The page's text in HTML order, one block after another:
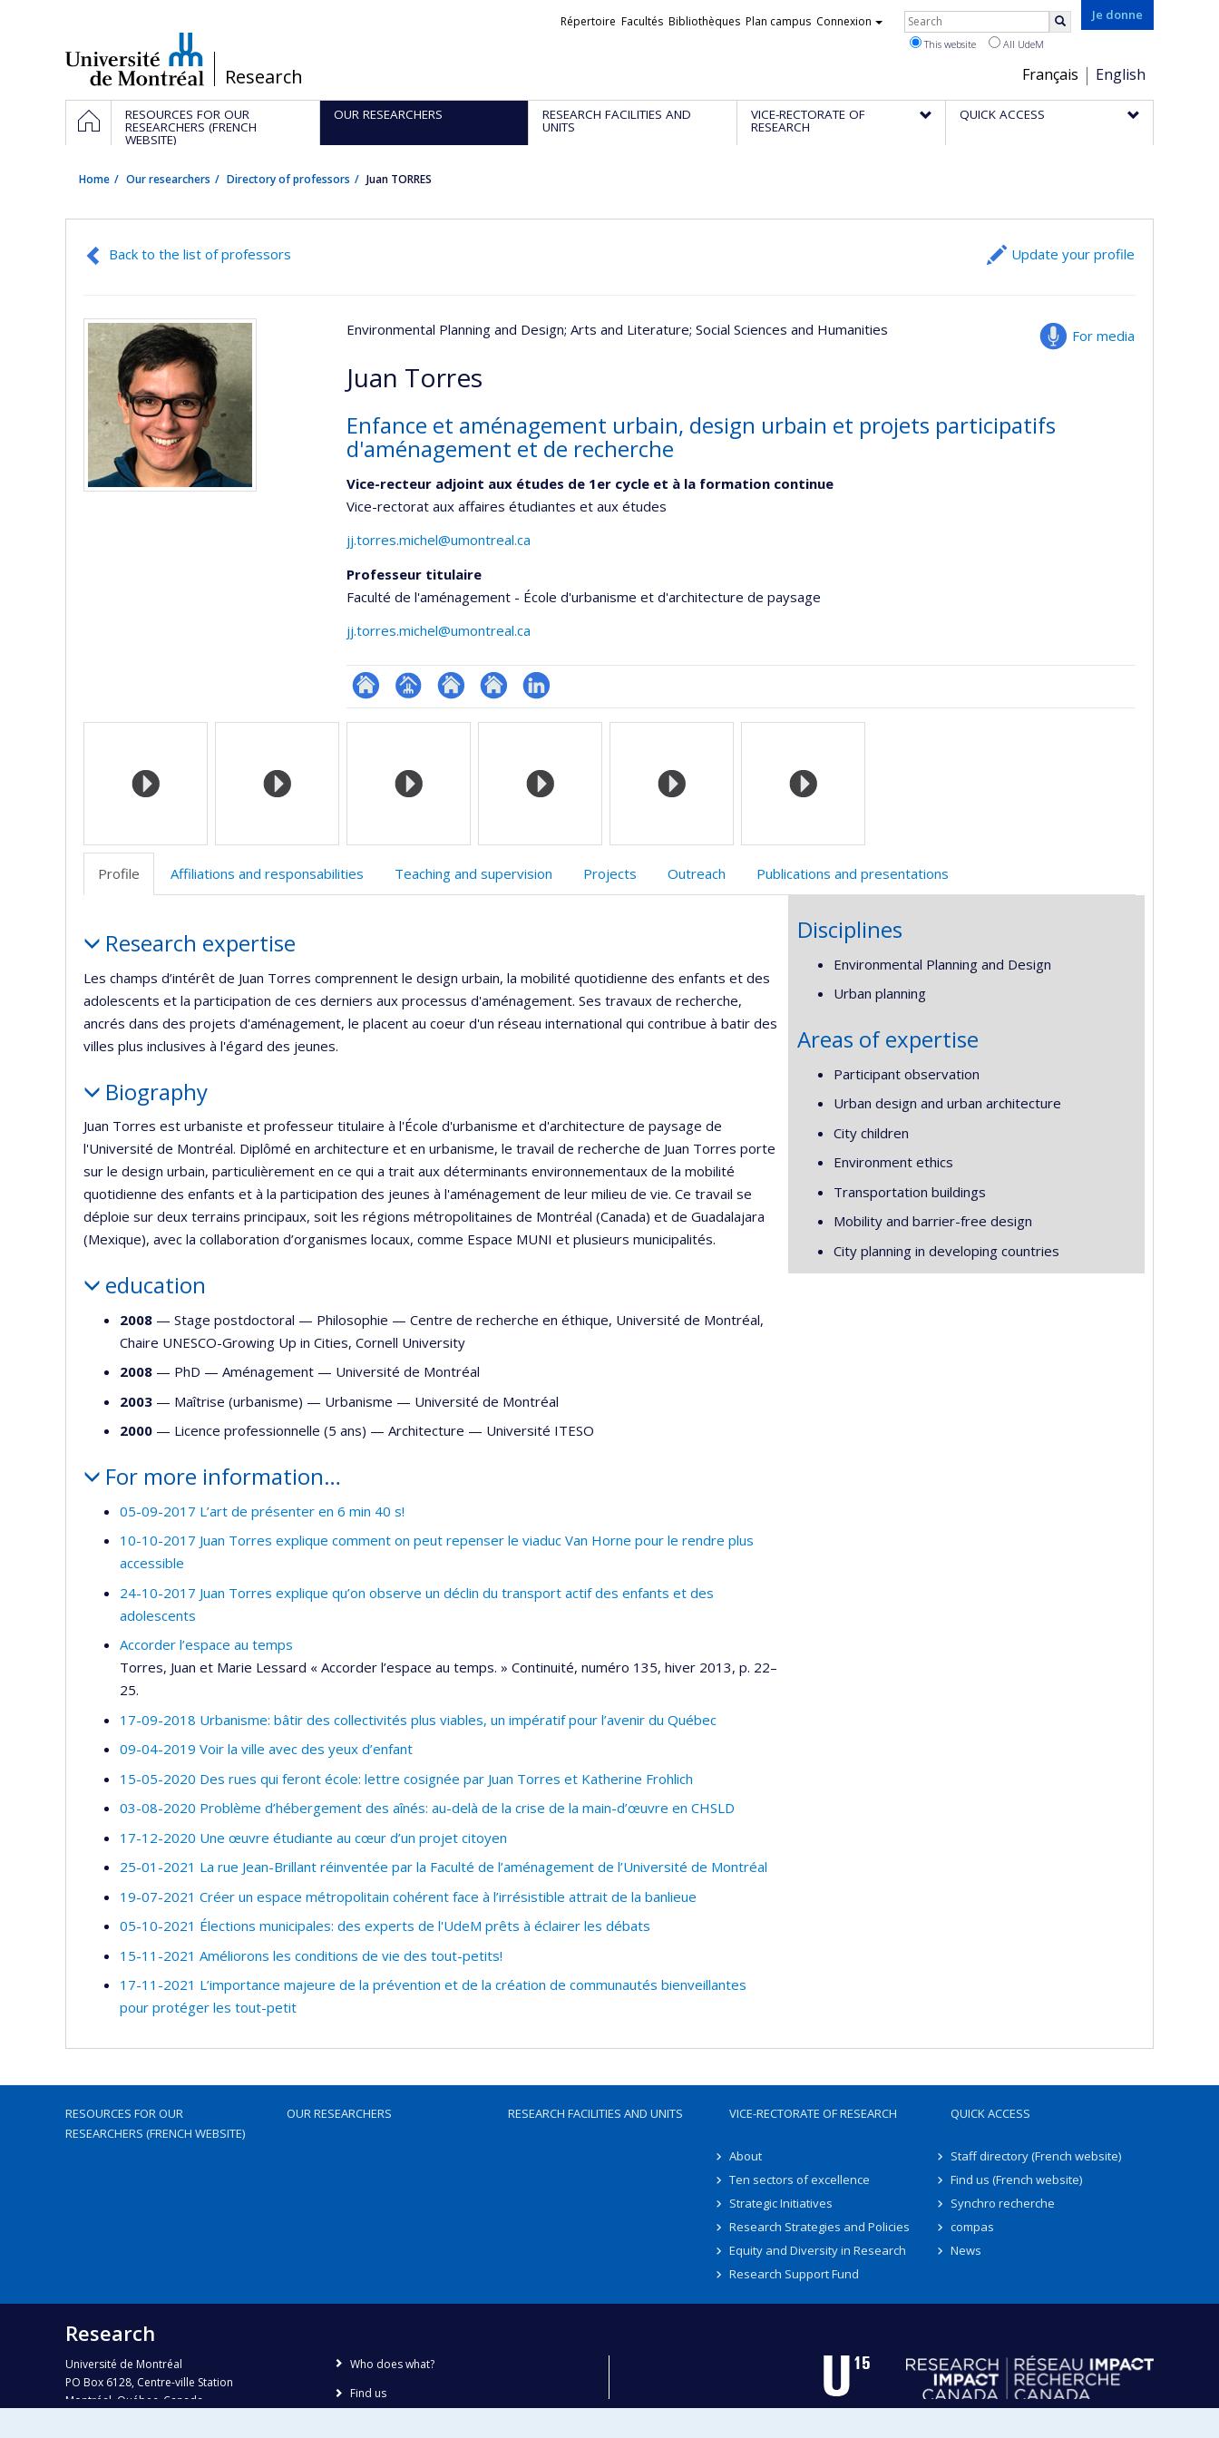
/Research
Je donne
Choix
de
la
Français English
Liens
Répertoire Facultés Bibliothèques Plan campus Connexion Rechercher
This website All UdeM
Navigation
principale
HOMERESOURCES FOR OUR
RESEARCHERS (FRENCH
WEBSITE)
OUR RESEARCHERS RESEARCH FACILITIES AND
UNITS
VICE-RECTORATE OF
RESEARCH
QUICK ACCESS
Home Our researchers Directory of professors Juan TORRES
Back to the list of professors Update your profile
For media
Environmental Planning and Design; Arts and Literature; Social Sciences and Humanities
Juan Torres
Enfance et aménagement urbain, design urbain et projets participatifs
d'aménagement et de recherche
Vice-recteur adjoint aux études de 1er cycle et à la formation continue
Vice-rectorat aux affaires étudiantes et aux études
jj.torres.michel@umontreal.ca
Professeur titulaire
Faculté de l'aménagement - École d'urbanisme et d'architecture de paysage
jj.torres.michel@umontreal.ca
ResearchGate
Page Site
Site
LinkedIn
Media
Profile Affiliations and responsabilities Teaching and supervision Projects Outreach Publications and presentations
Research expertise
Les champs d’intérêt de Juan Torres comprennent le design urbain, la mobilité quotidienne des enfants et des
adolescents et la participation de ces derniers aux processus d'aménagement. Ses travaux de recherche,
ancrés dans des projets d'aménagement, le placent au coeur d'un réseau international qui contribue à batir des
villes plus inclusives à l'égard des jeunes.
Biography
Juan Torres est urbaniste et professeur titulaire à l'École d'urbanisme et d'architecture de paysage de
l'Université de Montréal. Diplômé en architecture et en urbanisme, le travail de recherche de Juan Torres porte
sur le design urbain, particulièrement en ce qui a trait aux déterminants environnementaux de la mobilité
quotidienne des enfants et à la participation des jeunes à l'aménagement de leur milieu de vie. Ce travail se
déploie sur deux terrains principaux, soit les régions métropolitaines de Montréal (Canada) et de Guadalajara
(Mexique), avec la collaboration d’organismes locaux, comme Espace MUNI et plusieurs municipalités.
education
2008 — Stage postdoctoral — Philosophie — Centre de recherche en éthique, Université de Montréal,
Chaire UNESCO-Growing Up in Cities, Cornell University
2008 — PhD — Aménagement — Université de Montréal
2003 — Maîtrise (urbanisme) — Urbanisme — Université de Montréal
2000 — Licence professionnelle (5 ans) — Architecture — Université ITESO
For more information…
05-09-2017 L’art de présenter en 6 min 40 s!
10-10-2017 Juan Torres explique comment on peut repenser le viaduc Van Horne pour le rendre plus
accessible
24-10-2017 Juan Torres explique qu’on observe un déclin du transport actif des enfants et des
adolescents
Accorder l’espace au temps
Torres, Juan et Marie Lessard « Accorder l’espace au temps. » Continuité, numéro 135, hiver 2013, p. 22–
25.
17-09-2018 Urbanisme: bâtir des collectivités plus viables, un impératif pour l’avenir du Québec
09-04-2019 Voir la ville avec des yeux d’enfant
15-05-2020 Des rues qui feront école: lettre cosignée par Juan Torres et Katherine Frohlich
03-08-2020 Problème d’hébergement des aînés: au-delà de la crise de la main-d’œuvre en CHSLD
17-12-2020 Une œuvre étudiante au cœur d’un projet citoyen
25-01-2021 La rue Jean-Brillant réinventée par la Faculté de l’aménagement de l’Université de Montréal
19-07-2021 Créer un espace métropolitain cohérent face à l’irrésistible attrait de la banlieue
05-10-2021 Élections municipales: des experts de l'UdeM prêts à éclairer les débats
15-11-2021 Améliorons les conditions de vie des tout-petits!
17-11-2021 L’importance majeure de la prévention et de la création de communautés bienveillantes
pour protéger les tout-petit
Disciplines
Environmental Planning and Design
Urban planning
Areas of expertise
Participant observation
Urban design and urban architecture
City children
Environment ethics
Transportation buildings
Mobility and barrier-free design
City planning in developing countries
RESOURCES FOR OUR
RESEARCHERS (FRENCH WEBSITE)
OUR RESEARCHERS RESEARCH FACILITIES AND UNITS VICE-RECTORATE OF RESEARCH
About
Ten sectors of excellence
Strategic Initiatives
Research Strategies and Policies
Equity and Diversity in Research
Research Support Fund
QUICK ACCESS
Staff directory (French website)
Find us (French website)
Synchro recherche
compas
News
Research
Université de Montréal
PO Box 6128, Centre-ville Station
Montréal, Québec, Canada
Who does what?
Find us